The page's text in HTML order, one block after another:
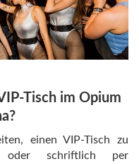
Tisch im Opium
einen VIP-Tisch zu
oder schriftlich per